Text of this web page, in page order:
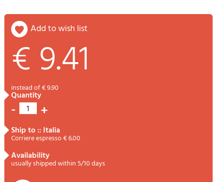
add to wish list
€ 9.41
instead of € 9.90
quantity
- 1 +
ship to :: Italia
Corriere espresso € 6.00
availability
usually shipped within 5/10 days